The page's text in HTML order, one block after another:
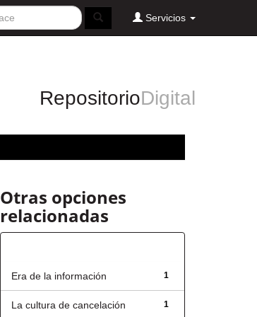
Servicios
RepositorioDigital
Otras opciones
relacionadas
1
Era de la información
1
La cultura de cancelación